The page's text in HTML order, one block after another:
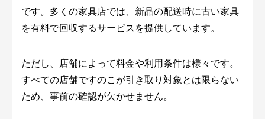
です。多くの家具店では、新品の配送時に古い家具
を有料で回収するサービスを提供しています。
ただし、店舗によって料金や利用条件は様々です。
すべての店舗ですのこが引き取り対象とは限らない
ため、事前の確認が欠かせません。